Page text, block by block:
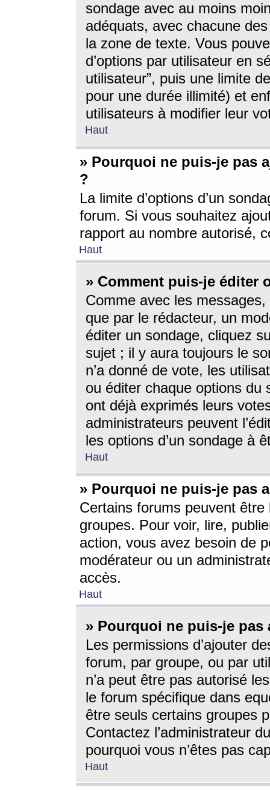
sondage avec au moins
adéquats, avec chacune
la zone de texte. Vous
d’options par utilisateur en
utilisateur”, puis une limite
pour une durée illimité) et
utilisateurs à modifier leur
Haut
» Pourquoi ne puis-je pas
?
La limite d’options d’un
forum. Si vous souhaitez
rapport au nombre autorisé,
Haut
» Comment puis-je éditer
Comme avec les
que par le rédacteur, un
éditer un sondage, cliquez
sujet ; il y aura toujours le
n’a donné de vote, les
ou éditer chaque options du
ont déjà exprimés leurs
administrateurs peuvent
les options d’un sondage à
Haut
» Pourquoi ne puis-je pas
Certains forums peuvent être
groupes. Pour voir, lire,
action, vous avez besoin de
modérateur ou un
accès.
Haut
» Pourquoi ne puis-je
Les permissions d’ajouter
forum, par groupe, ou par
n’a peut être pas autorisé
le forum spécifique dans
être seuls certains groupes
Contactez l’administrateur
pourquoi vous n’êtes pas
Haut